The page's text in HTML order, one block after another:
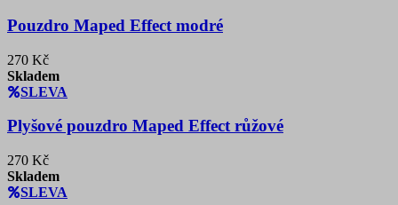
Pouzdro Maped Effect modré
270 Kč
Skladem
SLEVA
Plyšové pouzdro Maped Effect růžové
270 Kč
Skladem
SLEVA